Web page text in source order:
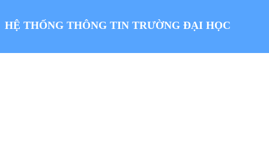
HỆ THỐNG THÔNG TIN TRƯỜNG ĐẠI HỌC